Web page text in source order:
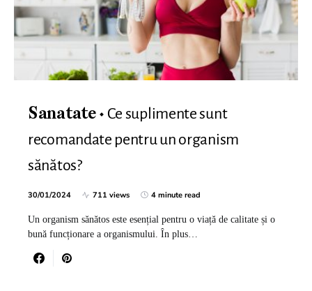
Sanatate
Ce suplimente sunt
recomandate pentru un organism
sănătos?
30/01/2024 711 views 4 minute read
Un organism sănătos este esențial pentru o viață de calitate și o
bună funcționare a organismului. În plus…